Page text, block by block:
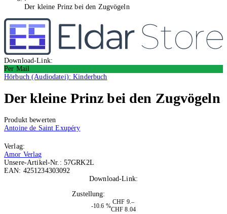
Der kleine Prinz bei den Zugvögeln
Download-Link:
Per Mail
Hörbuch (Audiodatei): Kinderbuch
Der kleine Prinz bei den Zugvögeln
Produkt bewerten
Antoine de Saint Exupéry
Verlag:
Amor Verlag
Unsere-Artikel-Nr.: 57GRK2L
EAN: 4251234303092
Download-Link:
Zustellung:
-10.6 %
CHF 9.–
CHF 8.04